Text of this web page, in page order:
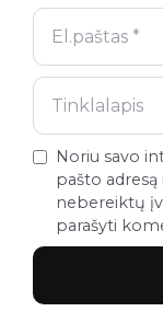
Noriu savo
pašto
nebereiktų
parašyti